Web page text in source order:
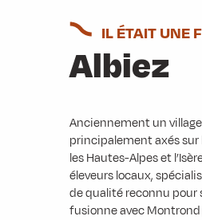
IL ÉTAIT UNE
Albiez
Anciennement un
principalement axés sur
les Hautes-Alpes et
éleveurs locaux,
de qualité reconnu pour
fusionne avec